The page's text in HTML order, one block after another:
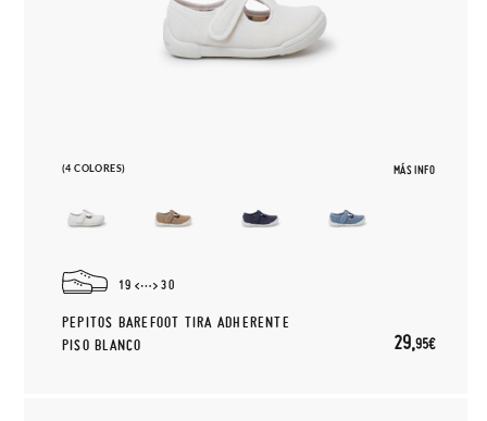
(4 COLORES) MÁS INFO
19 30
PEPITOS BAREFOOT TIRA ADHERENTE
PISO BLANCO
29,95€